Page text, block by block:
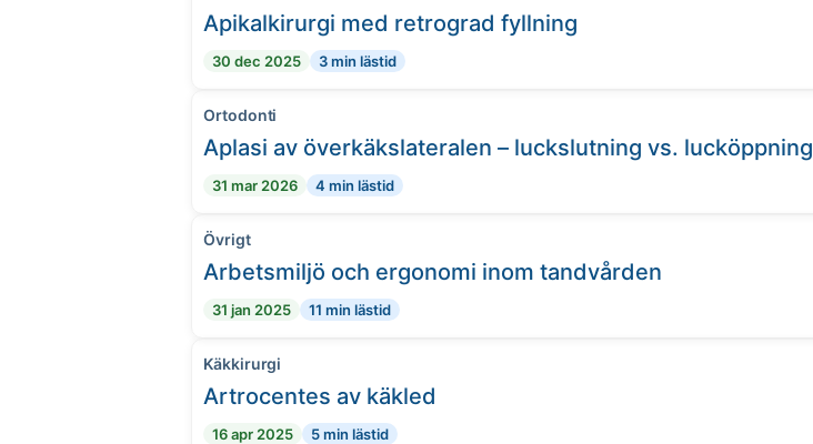
Apikalkirurgi med retrograd fyllning
30 dec 2025 3 min lästid
Ortodonti
Aplasi av överkäkslateralen – luckslutning vs. lucköppning
31 mar 2026 4 min lästid
Övrigt
Arbetsmiljö och ergonomi inom tandvården
31 jan 2025 11 min lästid
Käkkirurgi
Artrocentes av käkled
16 apr 2025 5 min lästid